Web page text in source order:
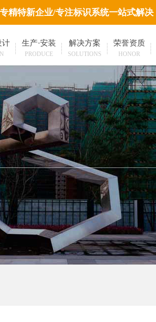
精特新企业/专注标识系统一站式解决
计 生产·安装
PRODUCE
解决方案
SOLUTIONS
荣誉资质
HONOR